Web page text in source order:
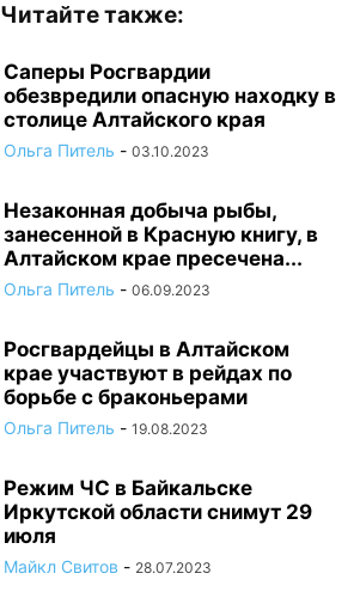
Читайте также:
Саперы Росгвардии
обезвредили опасную находку в
столице Алтайского края
Ольга Питель - 03.10.2023
Незаконная добыча рыбы,
занесенной в Красную книгу, в
Алтайском крае пресечена...
Ольга Питель - 06.09.2023
Росгвардейцы в Алтайском
крае участвуют в рейдах по
борьбе с браконьерами
Ольга Питель - 19.08.2023
Режим ЧС в Байкальске
Иркутской области снимут 29
июля
Майкл Свитов - 28.07.2023